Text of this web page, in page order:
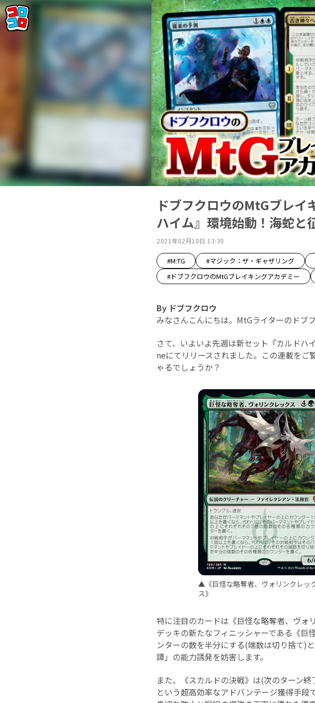
ドブフクロウのMtGブレ
ハイム』環境始動！海蛇と
2021年02月10日 13:30
#M:TG #マジック：ザ・ギャザリング
#ドブフクロウのMtGブレイキングアカデミー
By ドブフクロウ
みなさんこんにちは。MtGライターのドブフ
さて、いよいよ先週は新セット『カルド
neにてリリースされました。この連載を
ゃるでしょうか？
▲《巨怪な略奪者、ヴォリンクレッ
ス》
特に注目のカードは《巨怪な略奪者、ヴォ
デッキの新たなフィニッシャーである《巨
ンターの数を半分にする(端数は切り捨て)
譚」の能力誘発を妨害します。
また、《スカルドの決戦》は(次のターン
という超高効率なアドバンテージ獲得手